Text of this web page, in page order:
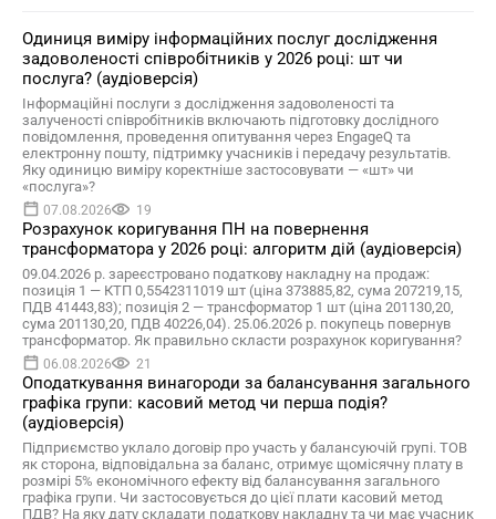
Одиниця виміру інформаційних послуг дослідження
задоволеності співробітників у 2026 році: шт чи
послуга? (аудіоверсія)
Інформаційні послуги з дослідження задоволеності та
залученості співробітників включають підготовку дослідного
повідомлення, проведення опитування через EngageQ та
електронну пошту, підтримку учасників і передачу результатів.
Яку одиницю виміру коректніше застосовувати — «шт» чи
«послуга»?
07.08.2026 19
Розрахунок коригування ПН на повернення
трансформатора у 2026 році: алгоритм дій (аудіоверсія)
09.04.2026 р. зареєстровано податкову накладну на продаж:
позиція 1 — КТП 0,5542311019 шт (ціна 373885,82, сума 207219,15,
ПДВ 41443,83); позиція 2 — трансформатор 1 шт (ціна 201130,20,
сума 201130,20, ПДВ 40226,04). 25.06.2026 р. покупець повернув
трансформатор. Як правильно скласти розрахунок коригування?
06.08.2026 21
Оподаткування винагороди за балансування загального
графіка групи: касовий метод чи перша подія?
(аудіоверсія)
Підприємство уклало договір про участь у балансуючій групі. ТОВ
як сторона, відповідальна за баланс, отримує щомісячну плату в
розмірі 5% економічного ефекту від балансування загального
графіка групи. Чи застосовується до цієї плати касовий метод
ПДВ? На яку дату складати податкову накладну та чи має учасник